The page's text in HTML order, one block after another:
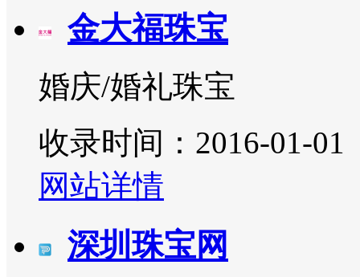
金大福珠宝
婚庆/婚礼珠宝
收录时间：2016-01-01
网站详情
深圳珠宝网